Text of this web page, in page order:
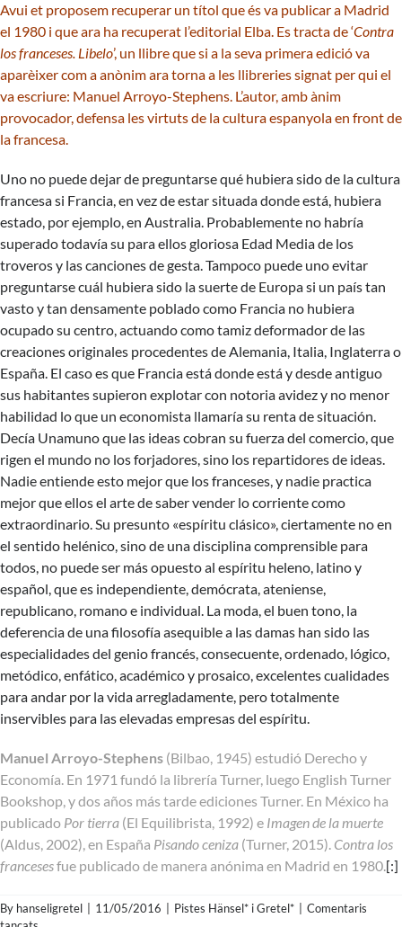
Avui et proposem recuperar un títol que és va publicar a Madrid
el 1980 i que ara ha recuperat l’editorial Elba. Es tracta de ‘Contra
los franceses. Libelo’, un llibre que si a la seva primera edició va
aparèixer com a anònim ara torna a les llibreries signat per qui el
va escriure: Manuel Arroyo-Stephens. L’autor, amb ànim
provocador, defensa les virtuts de la cultura espanyola en front de
la francesa.
Uno no puede dejar de preguntarse qué hubiera sido de la cultura
francesa si Francia, en vez de estar situada donde está, hubiera
estado, por ejemplo, en Australia. Probablemente no habría
superado todavía su para ellos gloriosa Edad Media de los
troveros y las canciones de gesta. Tampoco puede uno evitar
preguntarse cuál hubiera sido la suerte de Europa si un país tan
vasto y tan densamente poblado como Francia no hubiera
ocupado su centro, actuando como tamiz deformador de las
creaciones originales procedentes de Alemania, Italia, Inglaterra o
España. El caso es que Francia está donde está y desde antiguo
sus habitantes supieron explotar con notoria avidez y no menor
habilidad lo que un economista llamaría su renta de situación.
Decía Unamuno que las ideas cobran su fuerza del comercio, que
rigen el mundo no los forjadores, sino los repartidores de ideas.
Nadie entiende esto mejor que los franceses, y nadie practica
mejor que ellos el arte de saber vender lo corriente como
extraordinario. Su presunto «espíritu clásico», ciertamente no en
el sentido helénico, sino de una disciplina comprensible para
todos, no puede ser más opuesto al espíritu heleno, latino y
español, que es independiente, demócrata, ateniense,
republicano, romano e individual. La moda, el buen tono, la
deferencia de una filosofía asequible a las damas han sido las
especialidades del genio francés, consecuente, ordenado, lógico,
metódico, enfático, académico y prosaico, excelentes cualidades
para andar por la vida arregladamente, pero totalmente
inservibles para las elevadas empresas del espíritu.
Manuel Arroyo-Stephens (Bilbao, 1945) estudió Derecho y
Economía. En 1971 fundó la librería Turner, luego English Turner
Bookshop, y dos años más tarde ediciones Turner. En México ha
publicado Por tierra (El Equilibrista, 1992) e Imagen de la muerte
(Aldus, 2002), en España Pisando ceniza (Turner, 2015). Contra los
francesesfue publicado de manera anónima en Madrid en 1980.[:]
By hanseligretel 11/05/2016 Pistes Hänsel* i Gretel*
Comentaris